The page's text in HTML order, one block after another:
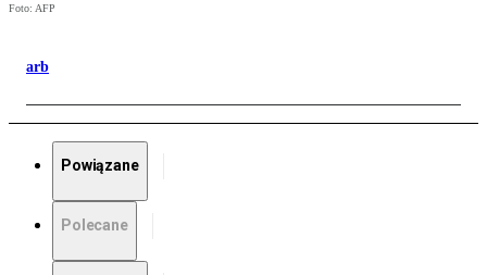
Foto: AFP
arb
Powiązane
Polecane